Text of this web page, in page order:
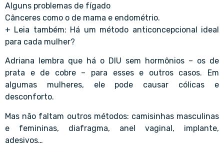
Alguns problemas de fígado
Cânceres como o de mama e endométrio.
+ Leia também: Há um método anticoncepcional ideal
para cada mulher?
Adriana lembra que há o DIU sem hormônios – os de
prata e de cobre – para esses e outros casos. Em
algumas mulheres, ele pode causar cólicas e
desconforto.
Mas não faltam outros métodos: camisinhas masculinas
e femininas, diafragma, anel vaginal, implante,
adesivos…